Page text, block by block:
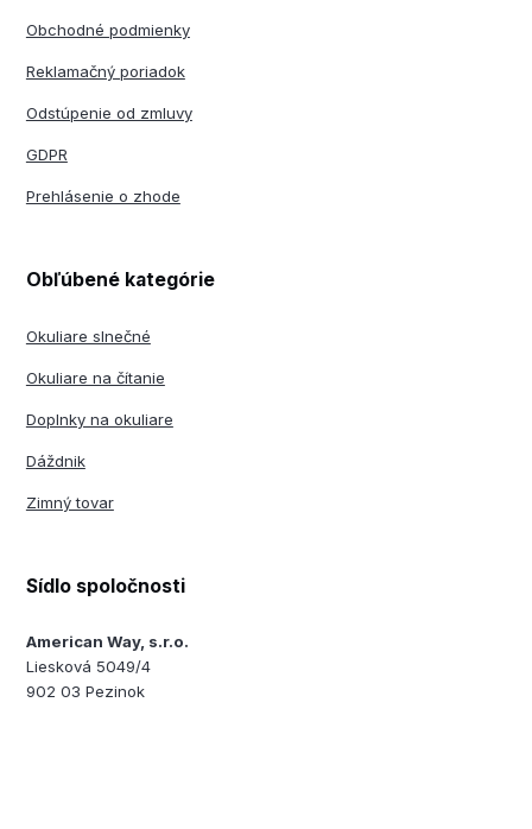
Obchodné podmienky
Reklamačný poriadok
Odstúpenie od zmluvy
GDPR
Prehlásenie o zhode
Obľúbené kategórie
Okuliare slnečné
Okuliare na čítanie
Doplnky na okuliare
Dáždnik
Zimný tovar
Sídlo spoločnosti
American Way, s.r.o.
Liesková 5049/4
902 03 Pezinok